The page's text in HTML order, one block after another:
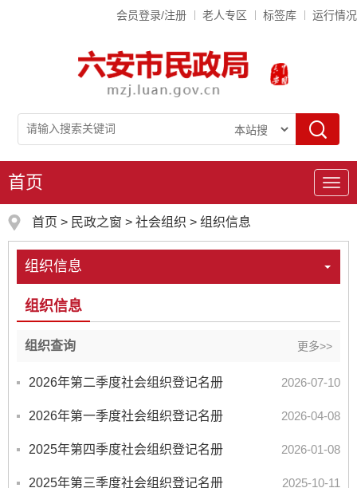
会员登录/注册 老人专区 标签库 运行情况
导
航
首页
首页 > 民政之窗 > 社会组织 > 组织信息
组织信息
组织信息
组织查询 更多>>
2026年第二季度社会组织登记名册 2026-07-10
2026年第一季度社会组织登记名册 2026-04-08
2025年第四季度社会组织登记名册 2026-01-08
2025年第三季度社会组织登记名册 2025-10-11